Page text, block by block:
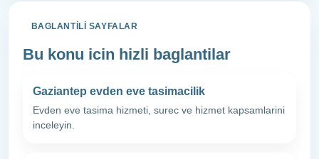
BAGLANTILI SAYFALAR
Bu konu icin hizli baglantilar
Gaziantep evden eve tasimacilik
Evden eve tasima hizmeti, surec ve hizmet kapsamlarini
inceleyin.